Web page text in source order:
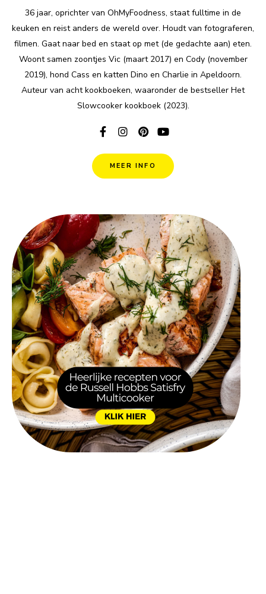
36 jaar, oprichter van OhMyFoodness, staat fulltime in de
keuken en reist anders de wereld over. Houdt van fotograferen,
filmen. Gaat naar bed en staat op met (de gedachte aan) eten.
Woont samen zoontjes Vic (maart 2017) en Cody (november
2019), hond Cass en katten Dino en Charlie in Apeldoorn.
Auteur van acht kookboeken, waaronder de bestseller Het
Slowcooker kookboek (2023).
MEER INFO